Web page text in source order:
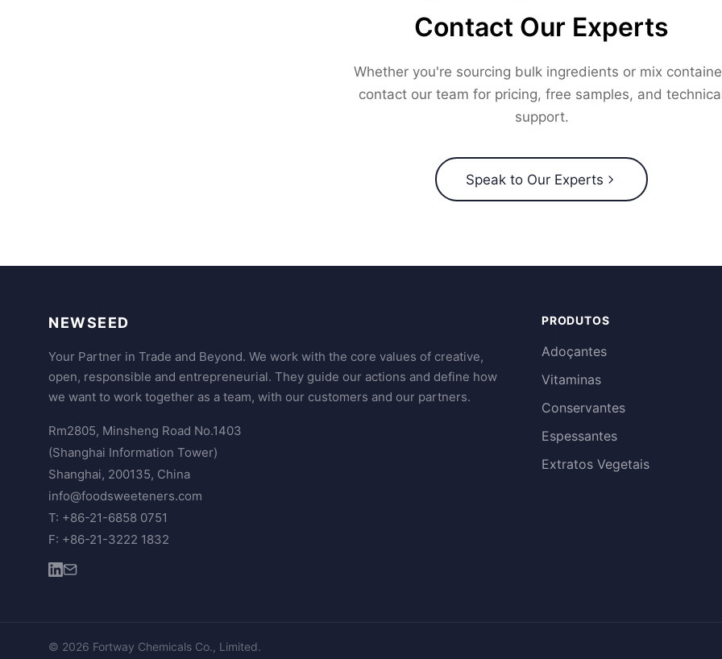
Contact Our Experts
Whether you're sourcing bulk ingredients or mix
contact our team for pricing, free samples, and
support.
Speak to Our Experts
NEWSEED
Your Partner in Trade and Beyond. We work with the core values of creative,
open, responsible and entrepreneurial. They guide our actions and define how
we want to work together as a team, with our customers and our partners.
Rm2805, Minsheng Road No.1403
(Shanghai Information Tower)
Shanghai, 200135, China
info@foodsweeteners.com
T: +86-21-6858 0751
F: +86-21-3222 1832
PRODUTOS
Adoçantes
Vitaminas
Conservantes
Espessantes
Extratos Vegetais
© 2026 Fortway Chemicals Co., Limited.